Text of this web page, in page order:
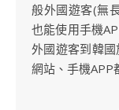
般外國遊客(無
也能使用手機
外國遊客到韓
網站、手機APP